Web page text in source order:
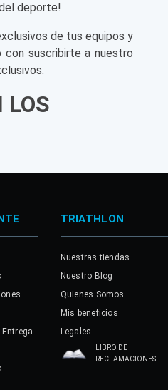
deporte!
de tus equipos y
con suscribirte a nuestro
LOS
TRIATHLON
Nuestras tiendas
Nuestro Blog
Quienes Somos
Mis beneficios
Legales
LIBRO DE
RECLAMACIONES